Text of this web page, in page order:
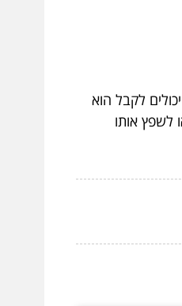
לקבל הוא
לשפץ אותו